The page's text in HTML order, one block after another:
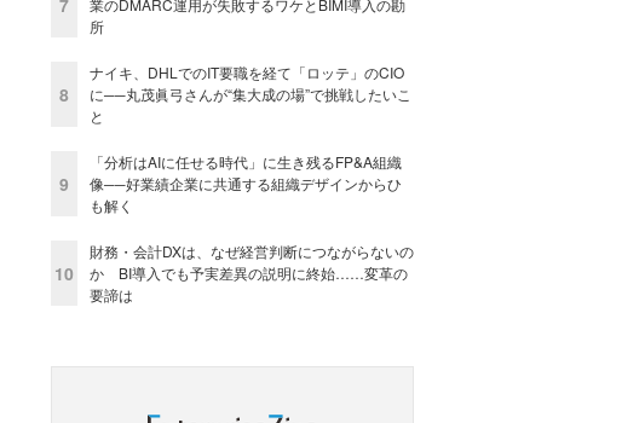
業のDMARC運用が失敗するワケとBIMI導入の勘
所
8
ナイキ、DHLでのIT要職を経て「ロッテ」のCIO
に──丸茂眞弓さんが“集大成の場”で挑戦したいこ
と
9
「分析はAIに任せる時代」に生き残るFP&A組織
像──好業績企業に共通する組織デザインからひ
も解く
10
財務・会計DXは、なぜ経営判断につながらないの
か BI導入でも予実差異の説明に終始……変革の
要諦は